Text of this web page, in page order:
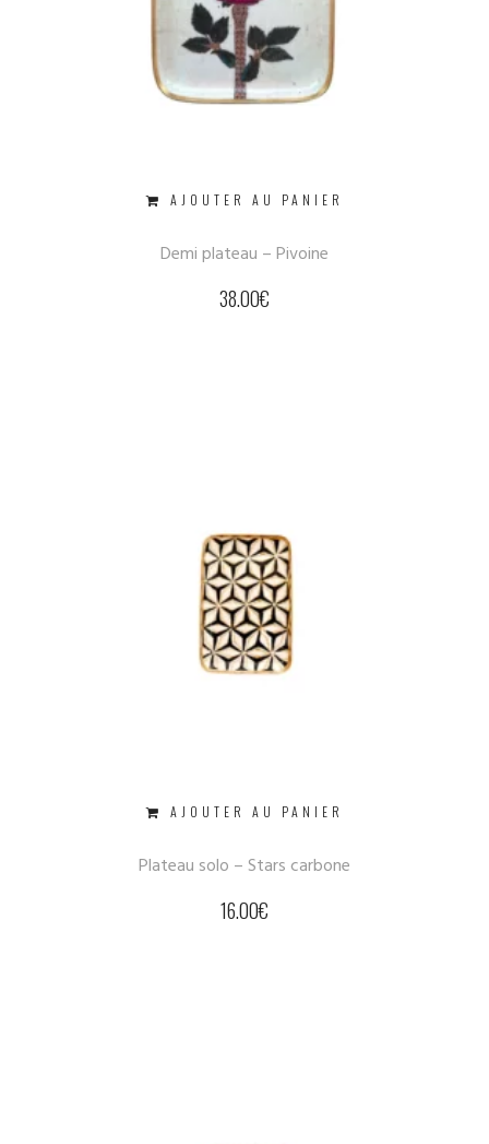
AJOUTER AU PANIER
Demi plateau – Pivoine
38.00€
AJOUTER AU PANIER
Plateau solo – Stars carbone
16.00€